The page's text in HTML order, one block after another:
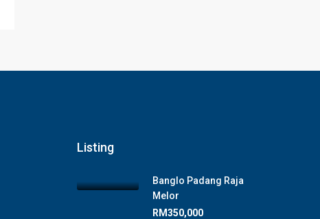
Listing
Banglo Padang Raja
Melor
RM350,000